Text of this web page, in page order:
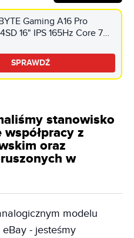
Gaming A16 Pro
16" IPS 165Hz Core 7
4
SPRAWDŹ
stanowisko
z
oraz
w
modelu
- jesteśmy